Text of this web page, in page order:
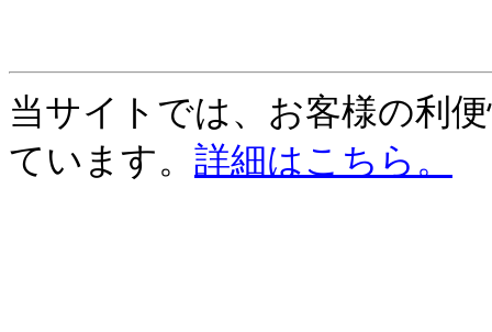
当サイトでは、お客様の利
ています。 詳細はこちら。